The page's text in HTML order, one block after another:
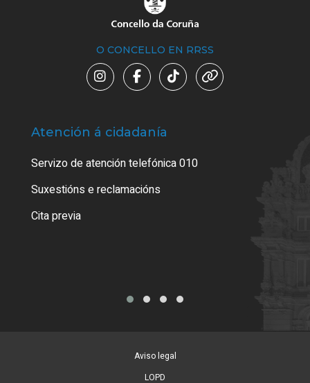
O CONCELLO EN RRSS
Atención á cidadanía
Servizo de atención telefónica 010
Suxestións e reclamacións
Cita previa
Aviso legal
LOPD